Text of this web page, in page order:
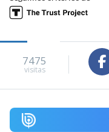
7475
visitas